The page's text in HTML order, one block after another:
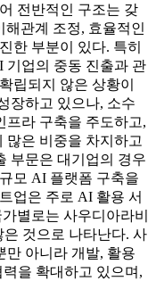
전반적인 구조는 갖
해관계 조정, 효율적인
한 부분이 있다. 특히
기업의 중동 진출과 관
립되지 않은 상황이
장하고 있으나, 소수
프라 구축을 주도하고,
많은 비중을 차지하고
부문은 대기업의 경우
모 AI 플랫폼 구축을
업은 주로 AI 활용 서
별로는 사우디아라비
것으로 나타난다. 사
만 아니라 개발, 활용
을 확대하고 있으며,